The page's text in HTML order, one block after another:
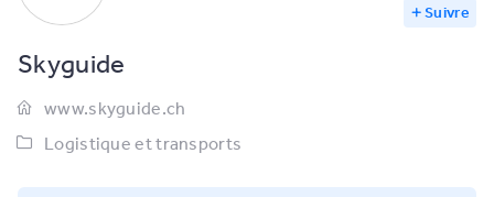
Suivre
Skyguide
www.skyguide.ch
Logistique et transports